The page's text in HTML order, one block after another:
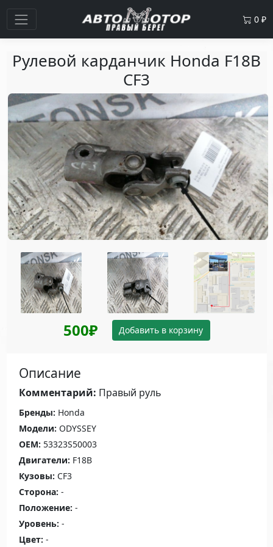
0 ₽
Рулевой карданчик Honda F18B
CF3
500₽ Добавить в корзину
Описание
Комментарий: Правый руль
Бренды: Honda
Модели: ODYSSEY
OEM: 53323S50003
Двигатели: F18B
Кузовы: CF3
Сторона: -
Положение: -
Уровень: -
Цвет: -